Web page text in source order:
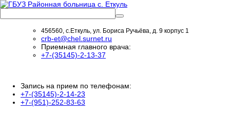
456560, с.Еткуль, ул. Бориса Ручьёва, д. 9 корпус 1
crb-et@chel.surnet.ru
Приемная главного врача:
+7-(35145)-2-13-37
Запись на прием по телефонам:
+7-(35145)-2-14-23
+7-(951)-252-83-63